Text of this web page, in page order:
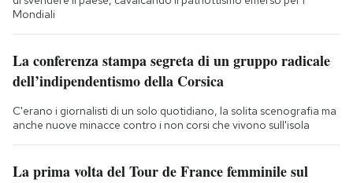
Mondiali
La conferenza stampa segreta di un gruppo radicale
dell’indipendentismo della Corsica
C'erano i giornalisti di un solo quotidiano, la solita scenografia ma
anche nuove minacce contro i non corsi che vivono sull'isola
La prima volta del Tour de France femminile sul